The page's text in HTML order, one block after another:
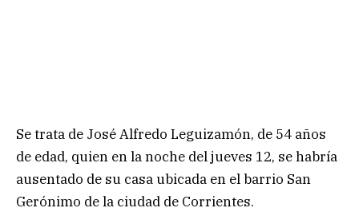
Se trata de José Alfredo Leguizamón, de 54 años
de edad, quien en la noche del jueves 12, se habría
ausentado de su casa ubicada en el barrio San
Gerónimo de la ciudad de Corrientes.